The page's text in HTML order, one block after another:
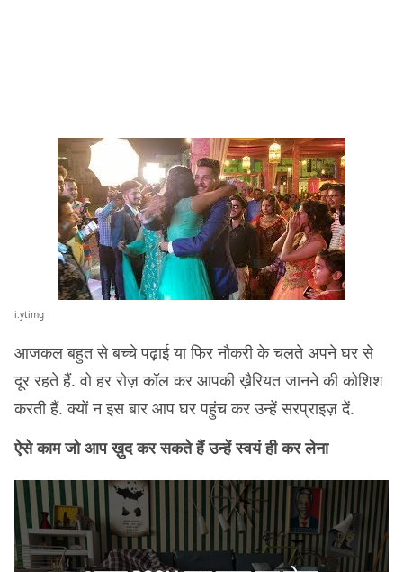
i.ytimg
आजकल बहुत से बच्चे पढ़ाई या फिर नौकरी के चलते अपने घर से
दूर रहते हैं. वो हर रोज़ कॉल कर आपकी ख़ैरियत जानने की कोशिश
करती हैं. क्यों न इस बार आप घर पहुंच कर उन्हें सरप्राइज़ दें.
ऐसे काम जो आप ख़ुद कर सकते हैं उन्हें स्वयं ही कर लेना